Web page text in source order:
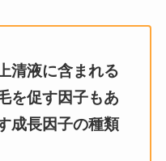
清液に含まれる
を促す因子もあ
成長因子の種類